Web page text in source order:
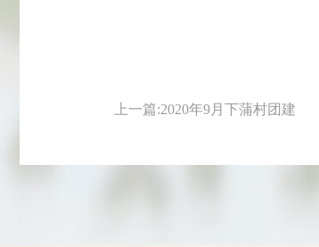
上一篇:2020年9月下蒲村团建